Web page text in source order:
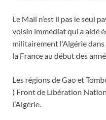
Le Mali n’est il pas le seul
voisin immédiat qui a aidé
militairement l’Algérie
la France au début des
Les régions de Gao et
( Front de Libération
l’Algérie.